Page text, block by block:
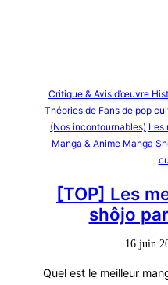
Critique & Avis d’œuvre
Théories de Fans de pop
(Nos incontournables) Les
Manga & Anime Manga
[TOP] Les
shôjo
16 juin
Quel est le meilleur